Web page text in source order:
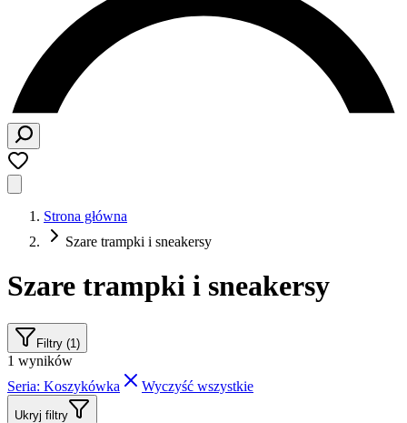
Strona główna
Szare trampki i sneakersy
Szare trampki i sneakersy
Filtry (1)
1 wyników
Seria: Koszykówka
Wyczyść wszystkie
Ukryj filtry